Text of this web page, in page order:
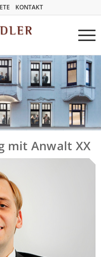
KONTAKT
mit Anwalt XX